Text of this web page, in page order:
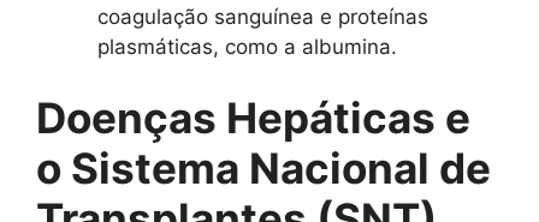
coagulação sanguínea e proteínas
plasmáticas, como a albumina.
Doenças Hepáticas e
o Sistema Nacional de